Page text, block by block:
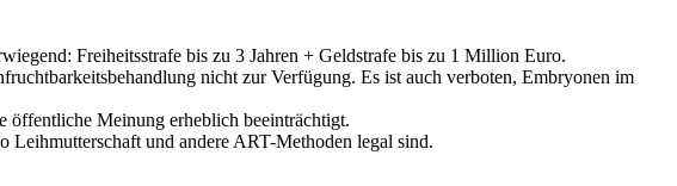
Freiheitsstrafe bis zu 3 Jahren + Geldstrafe bis zu 1 Million Euro.
nicht zur Verfügung. Es ist auch verboten, Embryonen im
öffentliche Meinung erheblich beeinträchtigt.
und andere ART-Methoden legal sind.